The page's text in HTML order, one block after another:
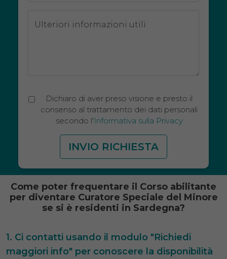
Ulteriori informazioni utili
Dichiaro di aver preso visione e presto il
consenso al trattamento dei dati personali
secondo l'Informativa sulla Privacy
Come poter frequentare il Corso abilitante
per diventare Curatore Speciale del Minore
se si è residenti in Sardegna?
Ci contatti usando il modulo "Richiedi
maggiori info" per conoscere la disponibilità